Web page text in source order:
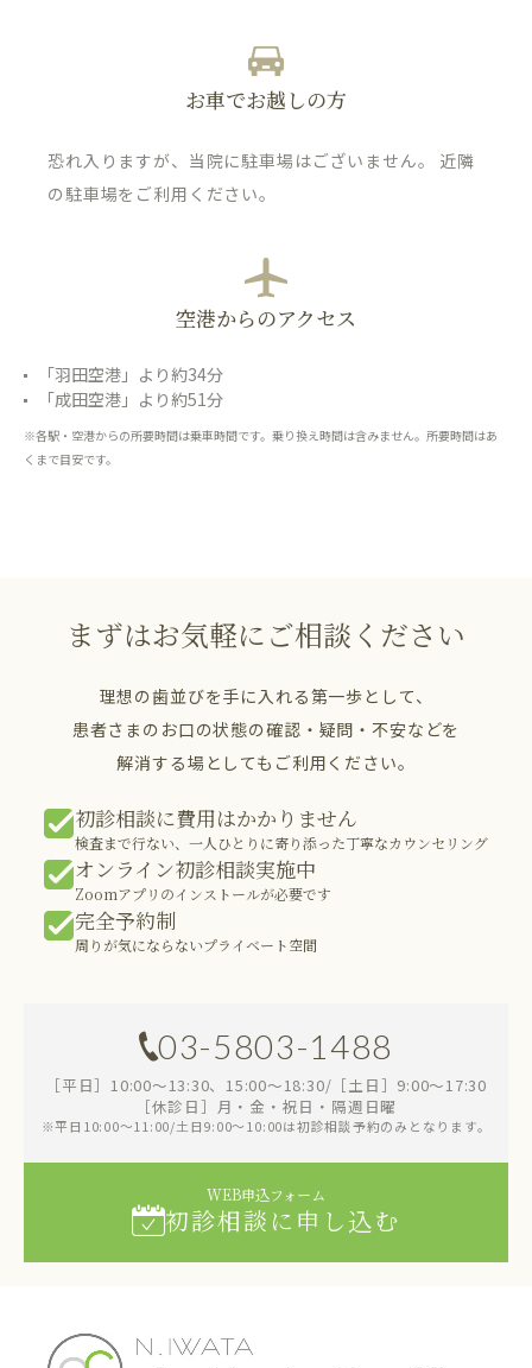
お車でお越しの方
恐れ入りますが、当院に駐車場はございません。 近隣
の駐車場をご利用ください。
空港からのアクセス
「羽田空港」より約34分
「成田空港」より約51分
※各駅・空港からの所要時間は乗車時間です。乗り換え時間は含みません。所要時間はあ
くまで目安です。
まずはお気軽にご相談ください
理想の歯並びを手に入れる第一歩として、
患者さまのお口の状態の確認・疑問・不安などを
解消する場としてもご利用ください。
初診相談に費用はかかりません
検査まで行ない、一人ひとりに寄り添った丁寧なカウンセリング
オンライン初診相談実施中
Zoomアプリのインストールが必要です
完全予約制
周りが気にならないプライベート空間
03-5803-1488
［平日］10:00～13:30、15:00～18:30/［土日］9:00～17:30
［休診日］月・金・祝日・隔週日曜
※平日10:00～11:00/土日9:00～10:00は初診相談予約のみとなります。
WEB申込フォーム
初診相談に申し込む